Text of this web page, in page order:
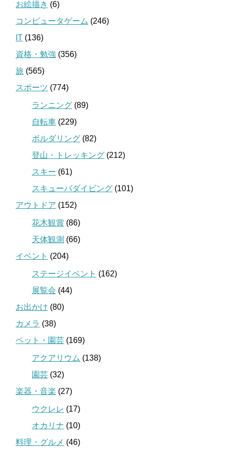
お絵描き (6)
コンピュータゲーム (246)
IT (136)
資格・勉強 (356)
旅 (565)
スポーツ (774)
ランニング (89)
自転車 (229)
ボルダリング (82)
登山・トレッキング (212)
スキー (61)
スキューバダイビング (101)
アウトドア (152)
花木観賞 (86)
天体観測 (66)
イベント (204)
ステージイベント (162)
展覧会 (44)
お出かけ (80)
カメラ (38)
ペット・園芸 (169)
アクアリウム (138)
園芸 (32)
楽器・音楽 (27)
ウクレレ (17)
オカリナ (10)
料理・グルメ (46)